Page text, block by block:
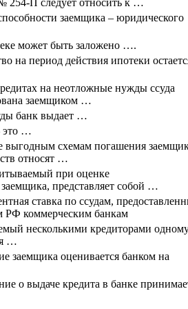
П следует относить к …
заемщика – юридического
может быть заложено ….
на период действия ипотеки
на неотложные нужды ссуда
заемщиком …
банк выдает …
это …
выгодным схемам погашения
относят …
при оценке
представляет собой …
ставка по ссудам,
РФ коммерческим банкам
несколькими кредиторами
…
заемщика оценивается банком на
о выдаче кредита в банке